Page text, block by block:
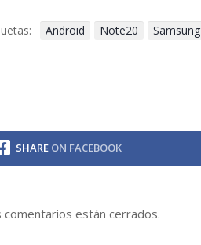
Android Note20 Samsung
SHARE ON FACEBOOK
comentarios están cerrados.